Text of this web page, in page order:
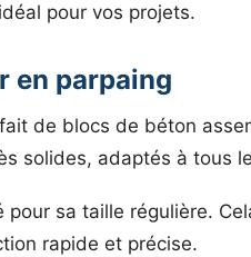
pour vos projets.
en parpaing
de blocs de béton
solides, adaptés à tous
pour sa taille régulière.
rapide et précise.